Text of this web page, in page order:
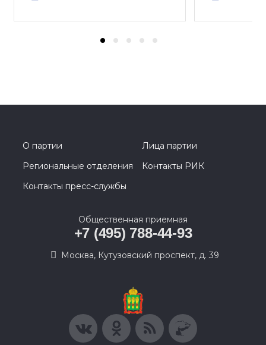
О партии
Лица партии
Региональные отделения
Контакты РИК
Контакты пресс-службы
Общественная приемная
+7 (495) 788-44-93
Москва, Кутузовский проспект, д. 39